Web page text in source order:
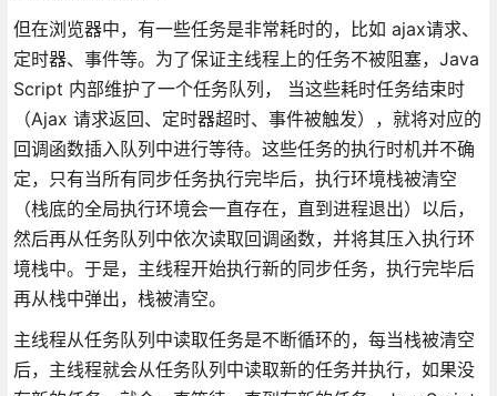
但在浏览器中，有一些任务是非常耗时的，比如 ajax请求、
定时器、事件等。为了保证主线程上的任务不被阻塞，Java
Script 内部维护了一个任务队列， 当这些耗时任务结束时
（Ajax 请求返回、定时器超时、事件被触发），就将对应的
回调函数插入队列中进行等待。这些任务的执行时机并不确
定，只有当所有同步任务执行完毕后，执行环境栈被清空
（栈底的全局执行环境会一直存在，直到进程退出）以后，
然后再从任务队列中依次读取回调函数，并将其压入执行环
境栈中。于是，主线程开始执行新的同步任务，执行完毕后
再从栈中弹出，栈被清空。
主线程从任务队列中读取任务是不断循环的，每当栈被清空
后，主线程就会从任务队列中读取新的任务并执行，如果没